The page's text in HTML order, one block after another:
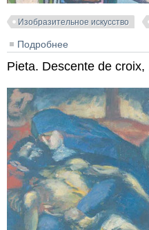
Изобразительное искусство
Подробнее
Pieta. Descente de croix,